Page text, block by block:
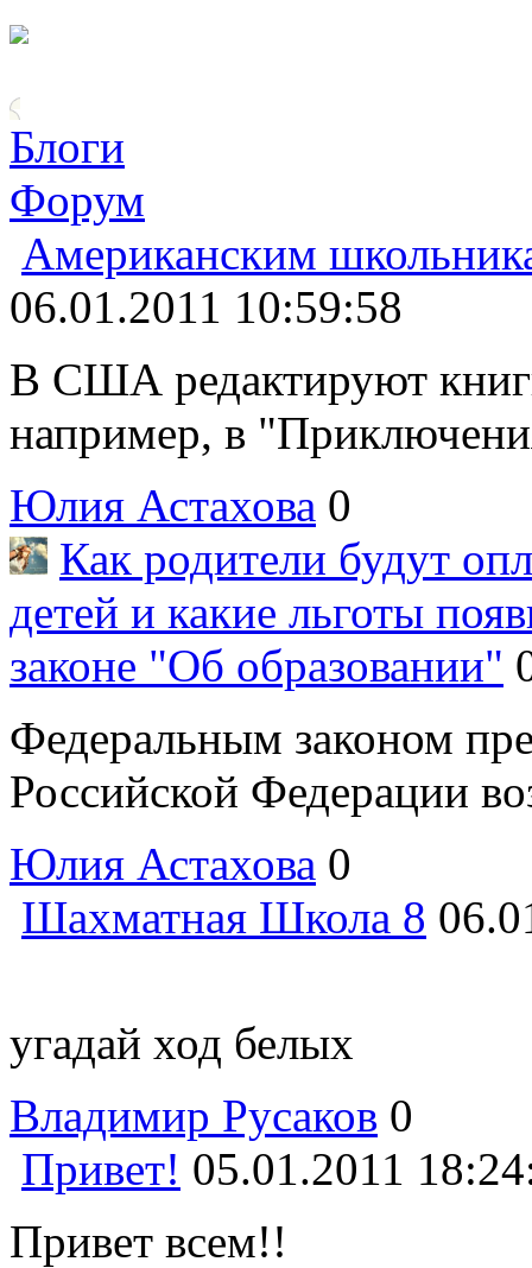
Блоги
Форум
Американским
06.01.2011 10:59:58
В США редактируют
например, в
Юлия Астахова 0
Как родители будут
детей и какие льготы
законе "Об образовании"
Федеральным законом
Российской Федерации
Юлия Астахова 0
Шахматная Школа 8
угадай ход белых
Владимир Русаков 0
Привет! 05.01.2011
Привет всем!!